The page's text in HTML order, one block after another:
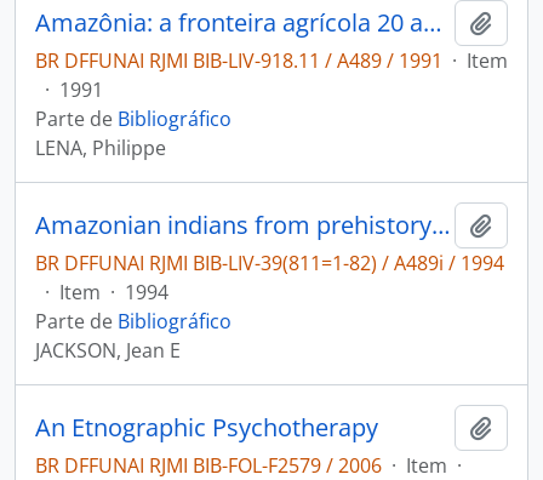
Amazônia: a fronteira agrícola 20 anos depois.
BR DFFUNAI RJMI BIB-LIV-918.11 / A489 / 1991 · Item
· 1991
Parte de Bibliográfico
LENA, Philippe
Amazonian indians from prehistory to the present: anthropological perspectives
BR DFFUNAI RJMI BIB-LIV-39(811=1-82) / A489i / 1994
· Item · 1994
Parte de Bibliográfico
JACKSON, Jean E
An Etnographic Psychotherapy
BR DFFUNAI RJMI BIB-FOL-F2579 / 2006 · Item ·